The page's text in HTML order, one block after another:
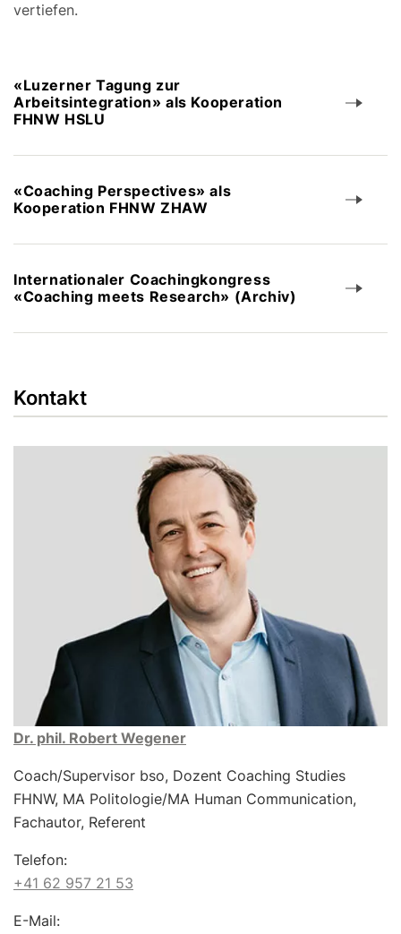
vertiefen.
«Luzerner Tagung zur
Arbeitsintegration» als Kooperation
FHNW HSLU
«Coaching Perspectives» als
Kooperation FHNW ZHAW
Internationaler Coachingkongress
«Coaching meets Research» (Archiv)
Kontakt
Dr. phil. Robert Wegener
Coach/Supervisor bso, Dozent Coaching Studies
FHNW, MA Politologie/MA Human Communication,
Fachautor, Referent
Telefon:
+41 62 957 21 53
E-Mail: